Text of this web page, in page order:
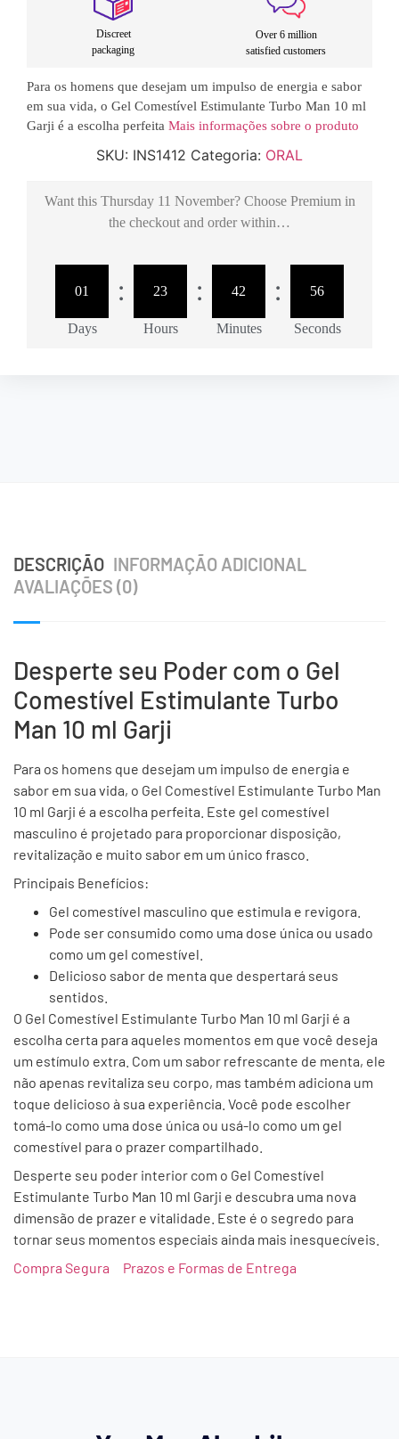
Discreet
packaging
Over 6 million
satisfied customers
Para os homens que desejam um impulso de energia e sabor
em sua vida, o Gel Comestível Estimulante Turbo Man 10 ml
Garji é a escolha perfeita Mais informações sobre o produto
SKU: INS1412 Categoria: ORAL
Want this Thursday 11 November? Choose Premiumin
the checkout and order within…
01 :
Days
23 :
Hours
42 :
Minutes
55
Seconds
DESCRIÇÃO INFORMAÇÃO ADICIONAL
AVALIAÇÕES (0)
Desperte seu Poder com o Gel
Comestível Estimulante Turbo
Man 10 ml Garji
Para os homens que desejam um impulso de energia e
sabor em sua vida, o Gel Comestível Estimulante Turbo Man
10 ml Garji é a escolha perfeita. Este gel comestível
masculino é projetado para proporcionar disposição,
revitalização e muito sabor em um único frasco.
Principais Benefícios:
Gel comestível masculino que estimula e revigora.
Pode ser consumido como uma dose única ou usado
como um gel comestível.
Delicioso sabor de menta que despertará seus
sentidos.
O Gel Comestível Estimulante Turbo Man 10 ml Garji é a
escolha certa para aqueles momentos em que você deseja
um estímulo extra. Com um sabor refrescante de menta, ele
não apenas revitaliza seu corpo, mas também adiciona um
toque delicioso à sua experiência. Você pode escolher
tomá-lo como uma dose única ou usá-lo como um gel
comestível para o prazer compartilhado.
Desperte seu poder interior com o Gel Comestível
Estimulante Turbo Man 10 ml Garji e descubra uma nova
dimensão de prazer e vitalidade. Este é o segredo para
tornar seus momentos especiais ainda mais inesquecíveis.
Compra Segura
Prazos e Formas de Entrega